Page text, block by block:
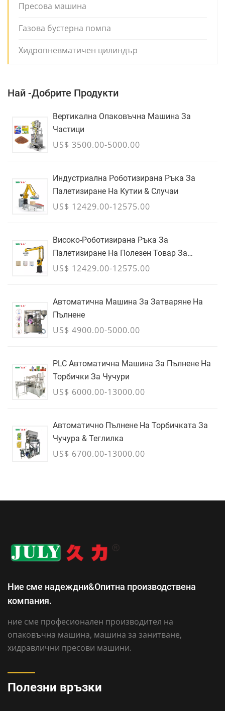
Пресова машина
Газова бустерна помпа
Хидропневматичен цилиндър
Най -добрите Продукти
Вертикална Опаковъчна Машина За
Частици
US$ 3500.00-5000.00
Индустриална Роботизирана Ръка За
Палетизиране На Кутии & Случаи
US$ 12429.00-12575.00
Високо-Роботизирана Ръка За
Палетизиране На Полезен Товар За
Кашони, Торби & Контейнери За Насипни
US$ 12429.00-12575.00
Автоматична Машина За Затваряне На
Пълнене
US$ 4900.00-5000.00
PLC Автоматична Машина За Пълнене На
Торбички За Чучури
US$ 6000.00-13000.00
Автоматично Пълнене На Торбичката За
Чучура & Теглилка
US$ 6700.00-13000.00
Ние сме надеждни&Опитна производствена
компания.
ние сме професионален производител на
опаковъчна машина, машина за занитване,
хидравлични пресови машини.
Полезни връзки